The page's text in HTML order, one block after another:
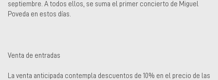
septiembre. A todos ellos, se suma el primer concierto de Miguel
Poveda en estos días.
Venta de entradas
La venta anticipada contempla descuentos de 10% en el precio de las